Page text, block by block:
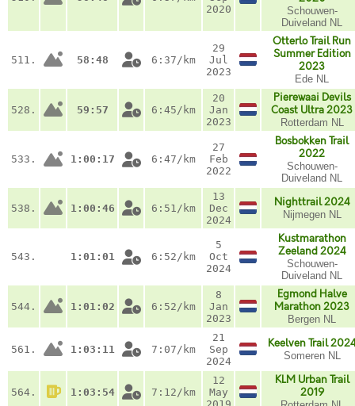
2020
Schouwen-
Duiveland NL
511. 58:48 6:37/km
29
Jul
2023
Otterlo Trail Run
Summer Edition
2023
Ede NL
528. 59:57 6:45/km
20
Jan
2023
Pierewaai Devils
Coast Ultra 2023
Rotterdam NL
533. 1:00:17 6:47/km
27
Feb
2022
Bosbokken Trail
2022
Schouwen-
Duiveland NL
538. 1:00:46 6:51/km
13
Dec
2024
Nighttrail 2024
Nijmegen NL
543. 1:01:01 6:52/km
5
Oct
2024
Kustmarathon
Zeeland 2024
Schouwen-
Duiveland NL
544. 1:01:02 6:52/km
8
Jan
2023
Egmond Halve
Marathon 2023
Bergen NL
561. 1:03:11 7:07/km
21
Sep
2024
Keelven Trail
Someren NL
564. 1:03:54 7:12/km
12
May
KLM Urban Trail
2019